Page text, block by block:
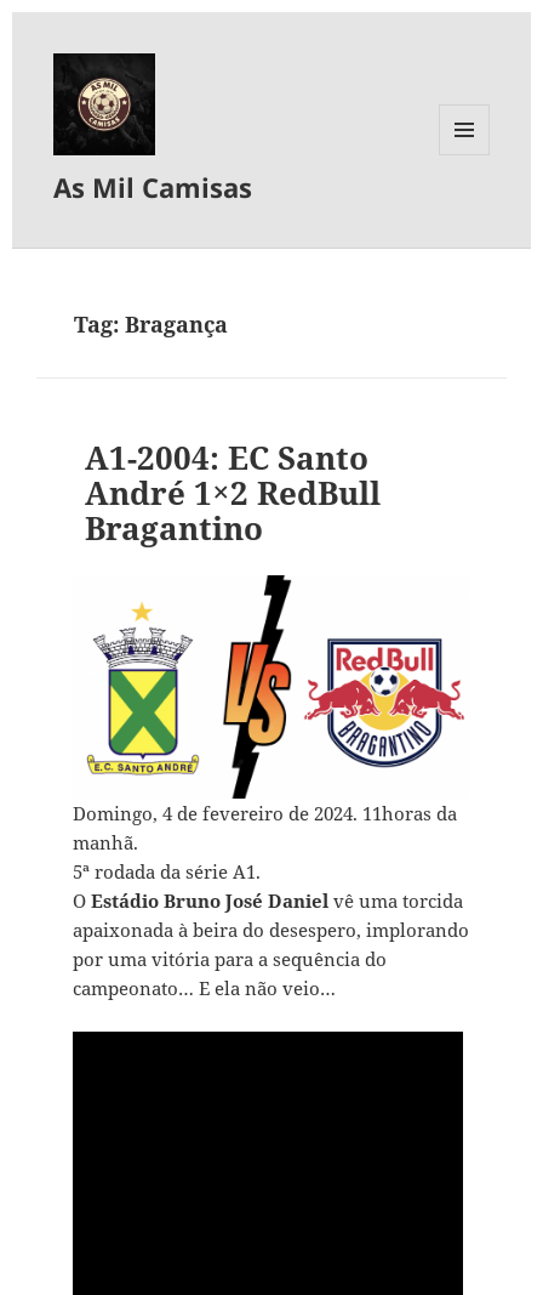
As Mil Camisas
Tag:Bragança
A1-2004: EC Santo
André 1×2 RedBull
Bragantino
Domingo, 4 de fevereiro de 2024. 11horas da
manhã.
5ª rodada da série A1.
O Estádio Bruno José Danielvê uma torcida
apaixonada à beira do desespero, implorando
por uma vitória para a sequência do
campeonato… E ela não veio…